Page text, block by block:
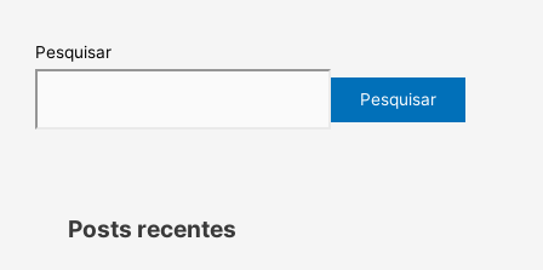
Pesquisar
Pesquisar
Posts recentes